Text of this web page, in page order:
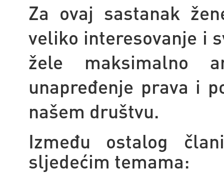
Za ovaj sastanak
veliko interesovanje i
žele maksimalno
unapređenje prava i
našem društvu.
Između ostalog
sljedećim temama: